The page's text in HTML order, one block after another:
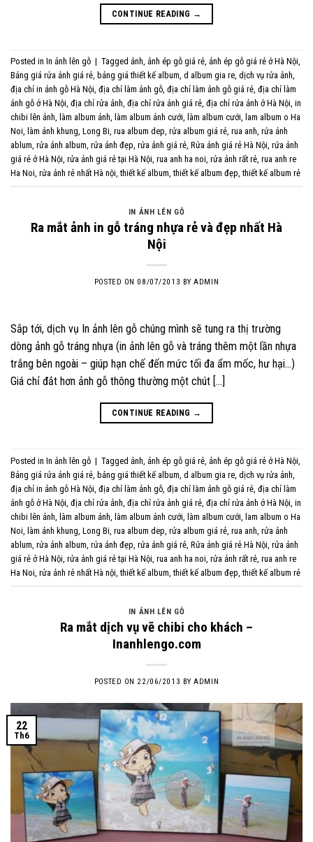
CONTINUE READING →
Posted in In ảnh lên gỗ | Tagged ảnh, ảnh ép gỗ giá rẻ, ảnh ép gỗ giá rẻ ở Hà Nội,
Bảng giá rửa ảnh giá rẻ, bảng giá thiết kế album, d album gia re, dịch vụ rửa ảnh,
địa chỉ in ảnh gỗ Hà Nội, địa chỉ làm ảnh gỗ, địa chỉ làm ảnh gỗ giá rẻ, địa chỉ làm
ảnh gỗ ở Hà Nội, địa chỉ rửa ảnh, địa chỉ rửa ảnh giá rẻ, địa chỉ rửa ảnh ở Hà Nội, in
chibi lên ảnh, làm album ảnh, làm album ảnh cưới, làm album cưới, lam album o Ha
Noi, làm ảnh khung, Long Bi, rua album dep, rửa album giá rẻ, rua anh, rửa ảnh
ablum, rửa ảnh album, rửa ảnh đẹp, rửa ảnh giá rẻ, Rửa ảnh giá rẻ Hà Nội, rửa ảnh
giá rẻ ở Hà Nội, rửa ảnh giá rẻ tại Hà Nội, rua anh ha noi, rửa ảnh rất rẻ, rua anh re
Ha Noi, rửa ảnh rẻ nhất Hà nội,thiết kế album,thiết kế album đẹp,thiết kế album rẻ
IN ẢNH LÊN GỖ
Ra mắt ảnh in gỗ tráng nhựa rẻ và đẹp nhất Hà
Nội
POSTED ON 08/07/2013 BYADMIN
Sắp tới, dịch vụ In ảnh lên gỗ chúng mình sẽ tung ra thị trường
dòng ảnh gỗ tráng nhựa (in ảnh lên gỗ và tráng thêm một lần nhựa
trắng bên ngoài – giúp hạn chế đến mức tối đa ẩm mốc, hư hại…)
Giá chỉ đắt hơn ảnh gỗ thông thường một chút […]
CONTINUE READING →
Posted in In ảnh lên gỗ | Tagged ảnh ảnh ép gỗ giá rẻ ảnh ép gỗ giá rẻ ở Hà Nội
Bảng giá rửa ảnh giá rẻ bảng giá thiết kế album d album gia re dịch vụ rửa ảnh
địa chỉ in ảnh gỗ Hà Nội địa chỉ làm ảnh gỗ địa chỉ làm ảnh gỗ giá rẻ địa chỉ làm
ảnh gỗ ở Hà Nội địa chỉ rửa ảnh địa chỉ rửa ảnh giá rẻ địa chỉ rửa ảnh ở Hà Nội in
chibi lên ảnh
làm album ảnh làm album ảnh cưới làm album cưới
lam album o Ha
Noi
làm ảnh khung Long Bi rua album dep rửa album giá rẻ rua anh rửa ảnh
ablum rửa ảnh album rửa ảnh đẹp rửa ảnh giá rẻ Rửa ảnh giá rẻ Hà Nội rửa ảnh
giá rẻ ở Hà Nội rửa ảnh giá rẻ tại Hà Nội rua anh ha noi rửa ảnh rất rẻ rua anh re
Ha Noi rửa ảnh rẻ nhất Hà nội ,thiết kế album ,thiết kế album đẹp ,thiết kế album rẻ
IN ẢNH LÊN GỖ
Ra mắt dịch vụ vẽ chibi cho khách –
Inanhlengo.com
POSTED ON 22/06/2013 BYADMIN
22
Th6